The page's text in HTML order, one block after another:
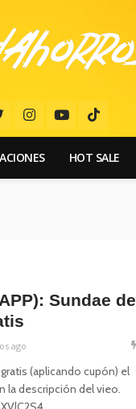
HOT SALE
Sundae de
ago
(aplicando cupón) el
la descripción del vieo.